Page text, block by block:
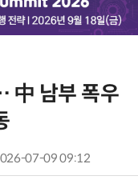
中 남부 폭우
07-09 09:12